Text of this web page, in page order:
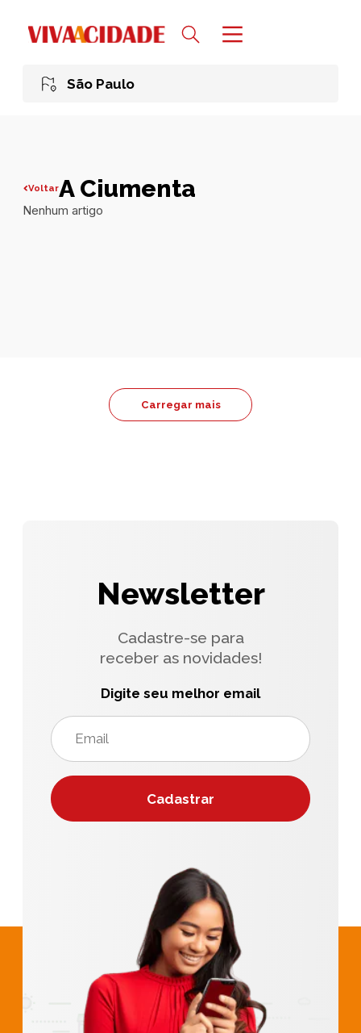
São Paulo
VoltarA Ciumenta
Nenhum artigo
Carregar mais
Newsletter
Cadastre-se para
receber as novidades!
Digite seu melhor email